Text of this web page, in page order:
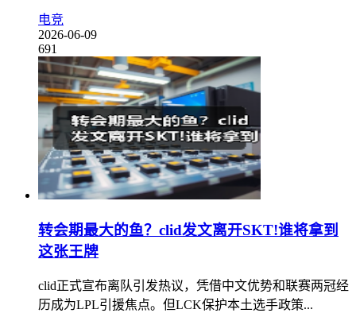
电竞
2026-06-09
691
转会期最大的鱼？clid发文离开SKT!谁将拿到
这张王牌
clid正式宣布离队引发热议，凭借中文优势和联赛两冠经
历成为LPL引援焦点。但LCK保护本土选手政策...